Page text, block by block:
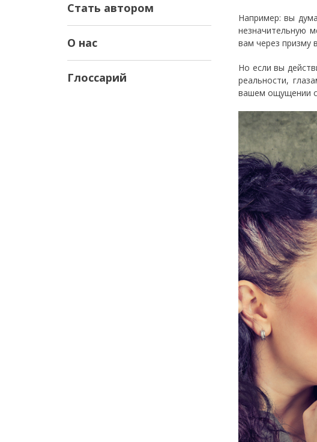
Стать автором
О нас
Глоссарий
Например: вы
незначительную
вам через призму
Но если вы
реальности,
вашем ощущении